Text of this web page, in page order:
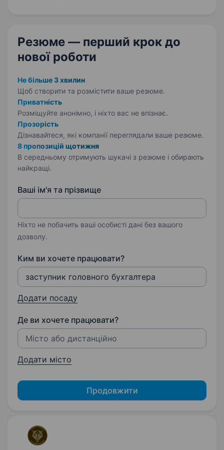
Резюме — перший крок до
нової роботи
Не більше 3 хвилин
Щоб створити та розмістити ваше резюме.
Приватність
Розміщуйте анонімно, і ніхто вас не впізнає.
Прозорість
Дізнавайтеся, які компанії переглядали ваше резюме.
8 пропозицій щотижня
В середньому отримують шукачі з резюме і обирають
найкращі.
Ваші ім'я та прізвище
Ніхто не побачить ваші особисті дані без вашого
дозволу.
Ким ви хочете працювати?
Додати посаду
Де ви хочете працювати?
Додати місто
Продовжити